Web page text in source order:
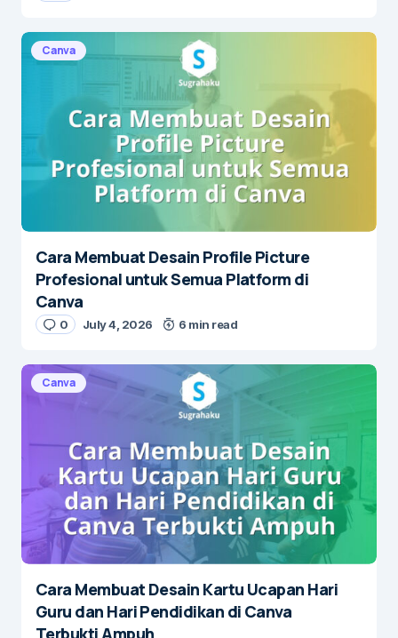
Canva
Cara Membuat Desain Profile Picture
Profesional untuk Semua Platform di
Canva
0 July 4, 2026 6 min read
Canva
Cara Membuat Desain Kartu Ucapan Hari
Guru dan Hari Pendidikan di Canva
Terbukti Ampuh